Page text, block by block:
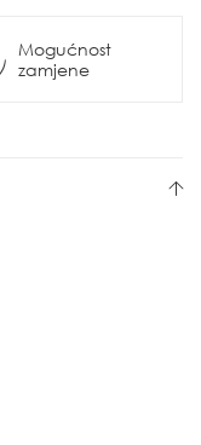
Mogućnost
zamjene